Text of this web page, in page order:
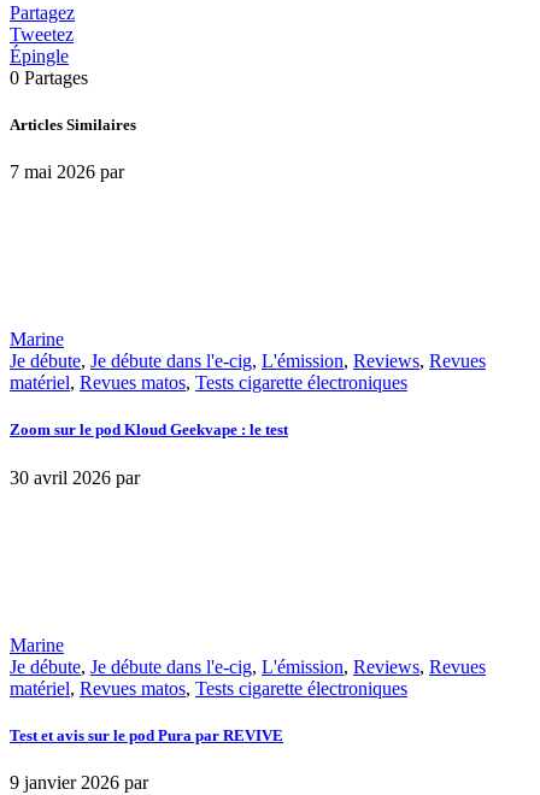
Partagez
Tweetez
Épingle
0 Partages
Articles Similaires
7 mai 2026 par
Marine
Je débute, Je débute dans l'e-cig, L'émission, Reviews, Revues
matériel, Revues matos, Tests cigarette électroniques
Zoom sur le pod Kloud Geekvape : le test
30 avril 2026 par
Marine
Je débute, Je débute dans l'e-cig, L'émission, Reviews, Revues
matériel, Revues matos, Tests cigarette électroniques
Test et avis sur le pod Pura par REVIVE
9 janvier 2026 par